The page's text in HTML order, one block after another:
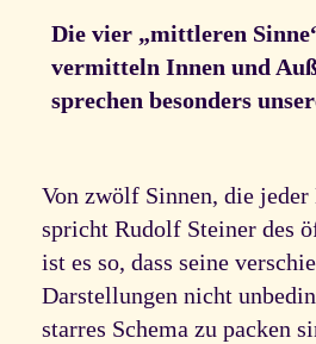
Die vier „mittleren
vermitteln Innen und
sprechen besonders
Von zwölf Sinnen, die jeder
spricht Rudolf Steiner des
ist es so, dass seine
Darstellungen nicht
starres Schema zu packen